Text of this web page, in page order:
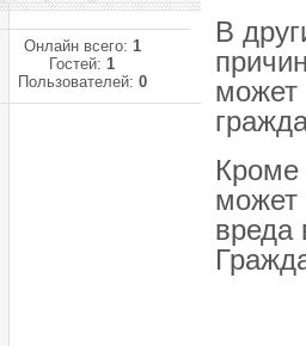
Онлайн всего: 1
Гостей:1
Пользователей: 0
В
может
Кроме
может
вреда